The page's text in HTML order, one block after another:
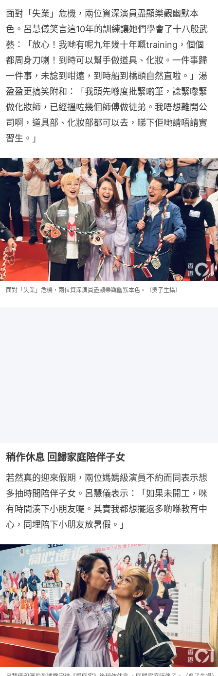
面對「失業」危機，兩位資深演員盡顯樂觀幽默本
色。呂慧儀笑言這10年的訓練讓她們學會了十八般武
藝：「放心！我哋有呢九年幾十年嘅training，個個
都周身刀喇！到時可以幫手做道具、化妝。一件事歸
一件事，未諗到咁遠，到時船到橋頭自然直啦。」湯
盈盈更搞笑附和：「我頭先喺度批緊啲筆，諗緊嚟緊
做化妝師，已經搵咗幾個師傅做徒弟。我唔想離開公
司啊，道具部、化妝部都可以去，睇下佢哋請唔請實
習生。」
面對「失業」危機，兩位資深演員盡顯樂觀幽默本色。（吳子生攝）
稍作休息 回歸家庭陪伴子女
若然真的迎來假期，兩位媽媽級演員不約而同表示想
多抽時間陪伴子女。呂慧儀表示：「如果未開工，咪
有時間湊下小朋友囉。其實我都想擺返多啲喺教育中
心，同埋陪下小朋友放暑假。」